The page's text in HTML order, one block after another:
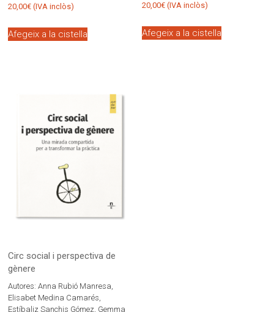
20,00€ (IVA inclòs)
Afegeix a la cistella
20,00€ (IVA inclòs)
Afegeix a la cistella
Circ social i perspectiva de
gènere
Autores: Anna Rubió Manresa,
Elisabet Medina Camarés,
Estíbaliz Sanchis Gómez, Gemma